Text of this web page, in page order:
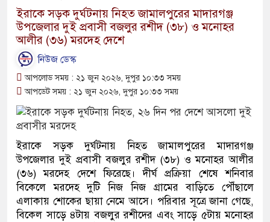
ইরাকে সড়ক দুর্ঘটনায় নিহত জামালপুরের মাদারগঞ্জ
উপজেলার দুই প্রবাসী বজলুর রশীদ (৩৮) ও মনোহর
আলীর (৩৬) মরদেহ দেশে
নিউজ ডেস্ক
আপলোড সময় : ২১ জুন ২০২৬, দুপুর ১০:৩৩ সময়
আপডেট সময় : ২১ জুন ২০২৬, দুপুর ১০:৩৩ সময়
ইরাকে সড়ক দুর্ঘটনায় নিহত জামালপুরের মাদারগঞ্জ
উপজেলার দুই প্রবাসী বজলুর রশীদ (৩৮) ও মনোহর আলীর
(৩৬) মরদেহ দেশে ফিরেছে। দীর্ঘ প্রক্রিয়া শেষে শনিবার
বিকেলে মরদেহ দুটি নিজ নিজ গ্রামের বাড়িতে পৌঁছালে
এলাকায় শোকের ছায়া নেমে আসে। পরিবার সূত্রে জানা গেছে,
বিকেল সাড়ে ৪টায় বজলুর রশীদের এবং সাড়ে ৫টায় মনোহর